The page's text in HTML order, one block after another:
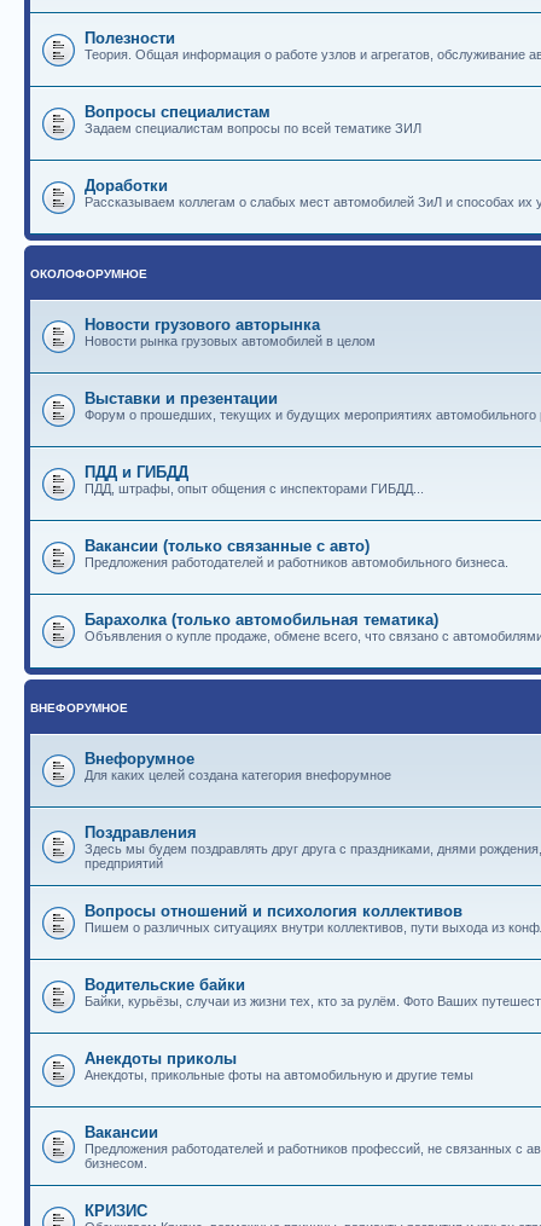
Полезности
Теория. Общая информация о работе узлов и агрегатов, обслуживание
Вопросы специалистам
Задаем специалистам вопросы по всей тематике ЗИЛ
Доработки
Рассказываем коллегам о слабых мест автомобилей ЗиЛ и способах их
ОКОЛОФОРУМНОЕ
Новости грузового авторынка
Новости рынка грузовых автомобилей в целом
Выставки и презентации
Форум о прошедших, текущих и будущих мероприятиях автомобильного
ПДД и ГИБДД
ПДД, штрафы, опыт общения с инспекторами ГИБДД...
Вакансии (только связанные с авто)
Предложения работодателей и работников автомобильного бизнеса.
Барахолка (только автомобильная тематика)
Объявления о купле продаже, обмене всего, что связано с
ВНЕФОРУМНОЕ
Внефорумное
Для каких целей создана категория внефорумное
Поздравления
Здесь мы будем поздравлять друг друга с праздниками, днями
предприятий
Вопросы отношений и психология коллективов
Пишем о различных ситуациях внутри коллективов, пути выхода из
Водительские байки
Байки, курьёзы, случаи из жизни тех, кто за рулём. Фото Ваших
Анекдоты приколы
Анекдоты, прикольные фоты на автомобильную и другие темы
Вакансии
Предложения работодателей и работников профессий, не связанных с
бизнесом.
КРИЗИС